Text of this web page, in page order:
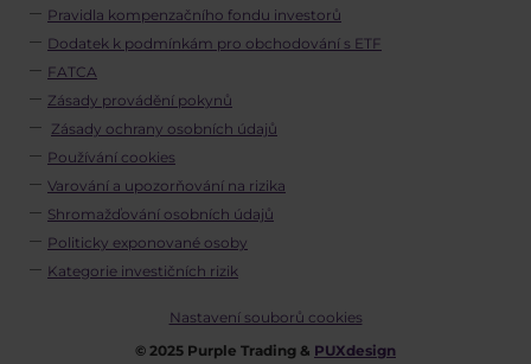
Pravidla kompenzačního fondu investorů
Dodatek k podmínkám pro obchodování s ETF
FATCA
Zásady provádění pokynů
Zásady ochrany osobních údajů
Používání cookies
Varování a upozorňování na rizika
Shromažďování osobních údajů
Politicky exponované osoby
Kategorie investičních rizik
Nastavení souborů cookies
© 2025 Purple Trading & PUXdesign